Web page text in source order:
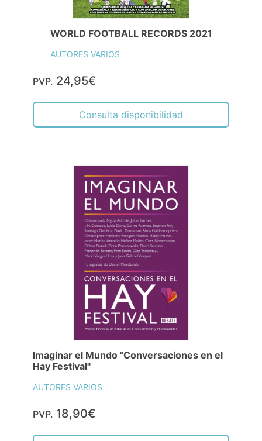
WORLD FOOTBALL RECORDS 2021
AUTORES VARIOS
PVP. 24,95€
Consulta disponibilidad
Imaginar el Mundo "Conversaciones en el
Hay Festival"
AUTORES VARIOS
PVP. 18,90€